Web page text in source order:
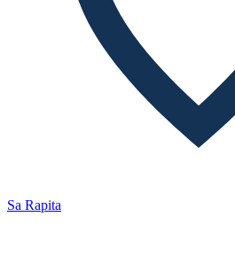
Sa Rapita